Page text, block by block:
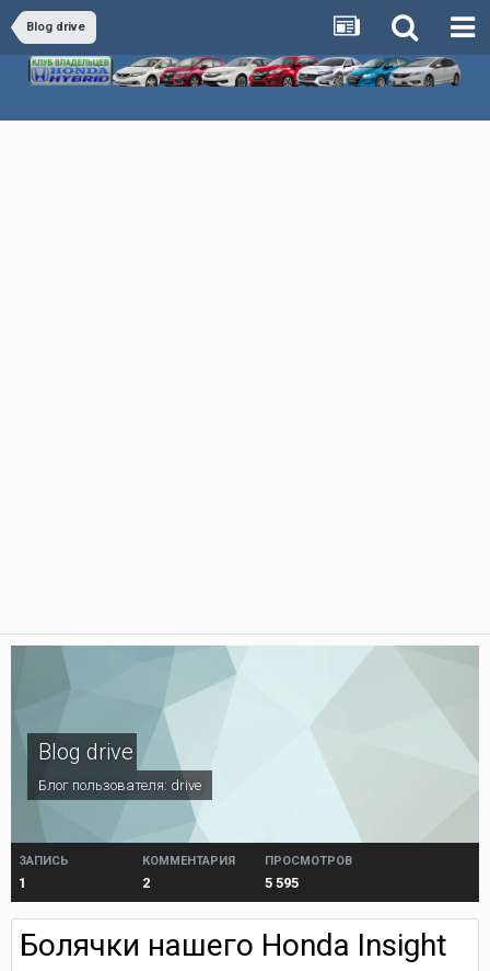
Blog drive
Blog drive
Блог пользователя: drive
ЗАПИСЬ
1
КОММЕНТАРИЯ
2
ПРОСМОТРОВ
5 595
Болячки нашего Honda Insight